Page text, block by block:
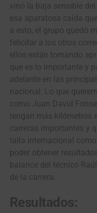
vino la baja sensible
esa aparatosa caída
a esto, el grupo quedó
felicitar a los otros
ellos están tomando
que es lo importante y
adelante en las
nacional. Lo que
como Juan David
tengan más kilómetros
carreras importantes y
talla internacional
poder obtener
balance del técnico
de la carrera.
Resultados: